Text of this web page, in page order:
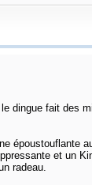
dingue fait des
époustouflante
et un
radeau.